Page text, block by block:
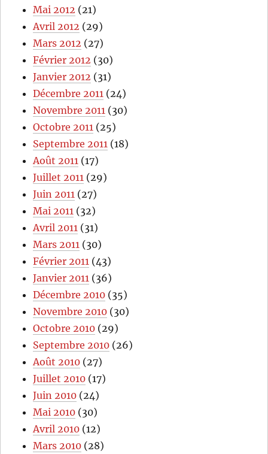
Mai 2012 (21)
Avril 2012 (29)
Mars 2012 (27)
Février 2012 (30)
Janvier 2012 (31)
Décembre 2011 (24)
Novembre 2011 (30)
Octobre 2011 (25)
Septembre 2011 (18)
Août 2011 (17)
Juillet 2011 (29)
Juin 2011 (27)
Mai 2011 (32)
Avril 2011 (31)
Mars 2011 (30)
Février 2011 (43)
Janvier 2011 (36)
Décembre 2010 (35)
Novembre 2010 (30)
Octobre 2010 (29)
Septembre 2010 (26)
Août 2010 (27)
Juillet 2010 (17)
Juin 2010 (24)
Mai 2010 (30)
Avril 2010 (12)
Mars 2010 (28)